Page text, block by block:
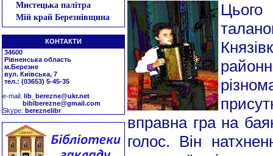
Мистецька палітра
Мій край Березнівщина
КОНТАКТИ
34600
Рівненська область
м.Березне
вул. Київська, 7
тел.: (03653) 5-45-35
е-mail: lib_berezne@ukr.net
biblberezne@gmail.com
Skype: bereznelibr
вправна гра на
голос. Він